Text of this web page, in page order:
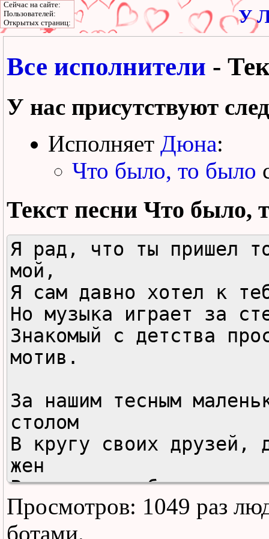
У
Все исполнители -
У нас присутствуют
Исполняет Дюна:
Что было, то было
Текст песни Что было,
Я рад, что ты пришел
мой,
Я сам давно хотел к
Но музыка играет за
Знакомый с детства
мотив.
За нашим тесным
столом
В кругу своих друзей,
жен
Решим, чего быть в
должно,
Но праздник не отложим
Просмотров: 1049 раз
ботами.
Сейчас на сайте:
Пользователей:
Открытых страниц: